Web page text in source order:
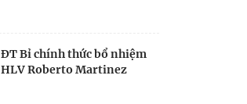
ĐT Bỉ chính thức bổ nhiệm
HLV Roberto Martinez